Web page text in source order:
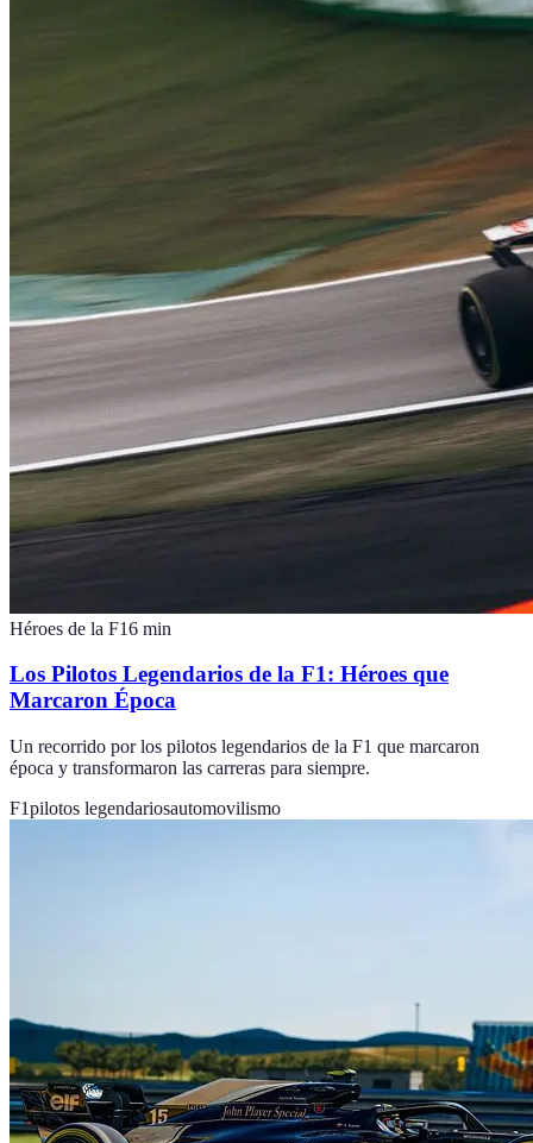
Héroes de la F16 min
Los Pilotos Legendarios de la F1: Héroes que
Marcaron Época
Un recorrido por los pilotos legendarios de la F1 que marcaron
época y transformaron las carreras para siempre.
F1pilotos legendariosautomovilismo